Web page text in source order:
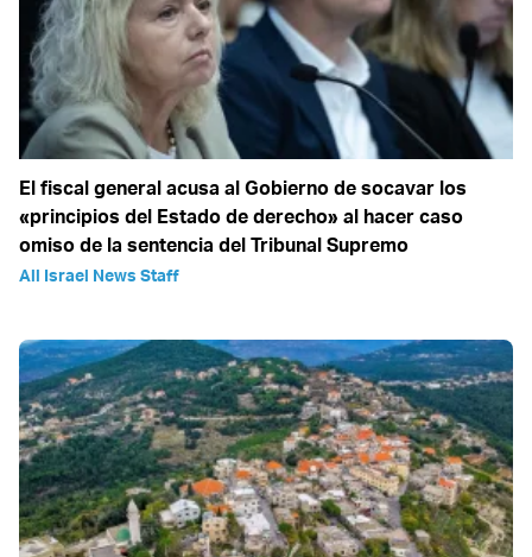
El fiscal general acusa al Gobierno de socavar los
«principios del Estado de derecho» al hacer caso
omiso de la sentencia del Tribunal Supremo
All Israel News Staff